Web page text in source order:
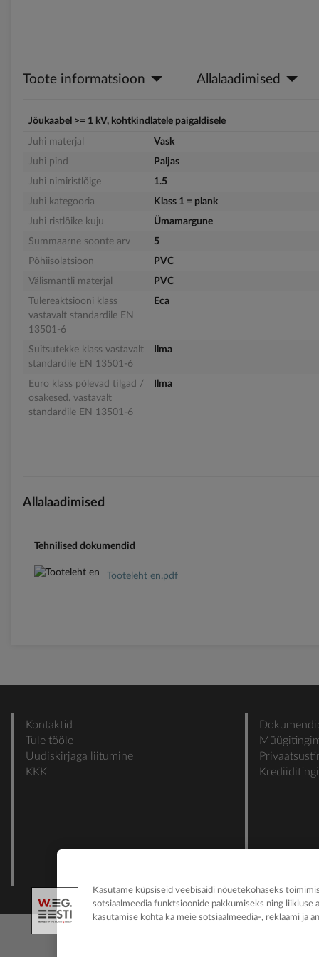
Toote informatsioon Allalaadimised
Jõukaabel >= 1 kV, kohtkindlatele paigaldisele
Juhi materjal
Vask
Juhi pind
Paljas
Juhi nimiristlõige
1.5
Juhi kategooria
Klass 1 = plank
Juhi ristlõike kuju
Ümamargune
Summaarne soonte arv
5
Põhiisolatsioon
PVC
Välismantli materjal
PVC
Tulereaktsiooni klass
vastavalt standardile EN
13501-6
Eca
Suitsutekke klass vastavalt
standardile EN 13501-6
Ilma
Euro klass põlevad tilgad /
osakesed. vastavalt
standardile EN 13501-6
Ilma
Allalaadimised
Tehnilised dokumendid
Tooteleht en.pdf
Kontaktid
Tule tööle
Uudiskirjaga liitumine
KKK
Kasutame küpsiseid veebisaidi nõuetekohaseks
sotsiaalmeedia funktsioonide pakkumiseks ning liikluse
kasutamise kohta ka meie sotsiaalmeedia-, reklaami ja